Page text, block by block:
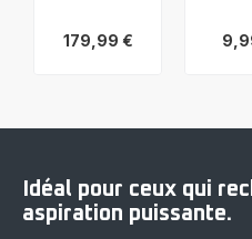
179,99 €
Force
Avec
Sac,
Silencieux
-
9,99 €
Idéal pour ceux qui
aspiration puissante.